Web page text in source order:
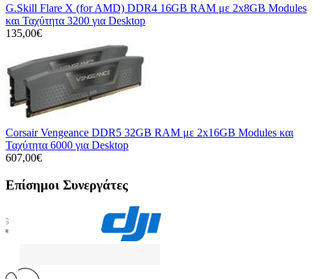
G.Skill Flare X (for AMD) DDR4 16GB RAM με 2x8GB Modules
και Ταχύτητα 3200 για Desktop
135,00€
Corsair Vengeance DDR5 32GB RAM με 2x16GB Modules και
Ταχύτητα 6000 για Desktop
607,00€
Επίσημοι Συνεργάτες